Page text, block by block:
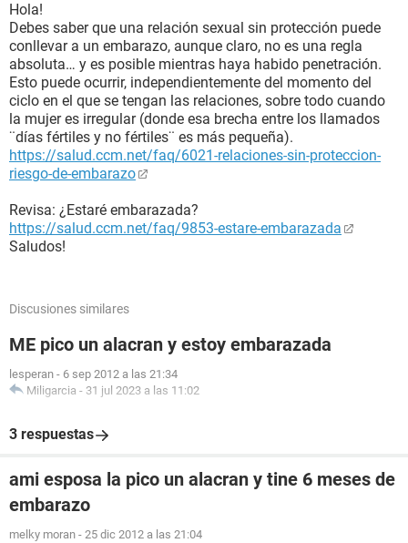
Hola!
Debes saber que una relación sexual sin protección puede
conllevar a un embarazo, aunque claro, no es una regla
absoluta… y es posible mientras haya habido penetración.
Esto puede ocurrir, independientemente del momento del
ciclo en el que se tengan las relaciones, sobre todo cuando
la mujer es irregular (donde esa brecha entre los llamados
¨días fértiles y no fértiles¨ es más pequeña).
https://salud.ccm.net/faq/6021-relaciones-sin-proteccion-
riesgo-de-embarazo
Revisa: ¿Estaré embarazada?
https://salud.ccm.net/faq/9853-estare-embarazada
Saludos!
Discusiones similares
ME pico un alacran y estoy embarazada
lesperan - 6 sep 2012 a las 21:34
Miligarcia - 31 jul 2023 a las 11:02
3 respuestas
ami esposa la pico un alacran y tine 6 meses de
embarazo
melky moran - 25 dic 2012 a las 21:04